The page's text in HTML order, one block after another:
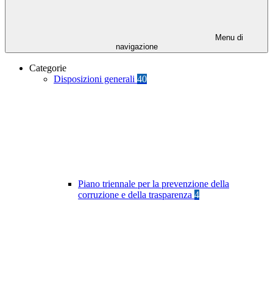
Menu di
navigazione
Categorie
Disposizioni generali 40
Piano triennale per la prevenzione della
corruzione e della trasparenza 4